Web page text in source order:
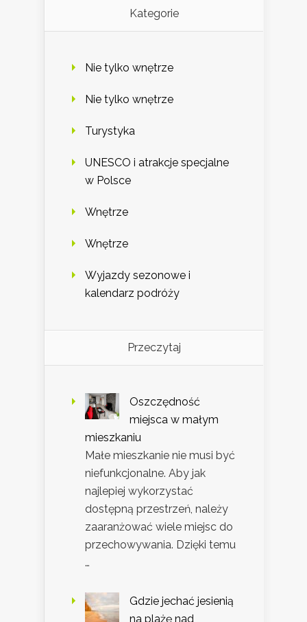
Kategorie
Nie tylko wnętrze
Nie tylko wnętrze
Turystyka
UNESCO i atrakcje specjalne
w Polsce
Wnętrze
Wnętrze
Wyjazdy sezonowe i
kalendarz podróży
Przeczytaj
Oszczędność
miejsca w małym
mieszkaniu
Małe mieszkanie nie musi być
niefunkcjonalne. Aby jak
najlepiej wykorzystać
dostępną przestrzeń, należy
zaaranżować wiele miejsc do
przechowywania. Dzięki temu
…
Gdzie jechać jesienią
na plażę nad